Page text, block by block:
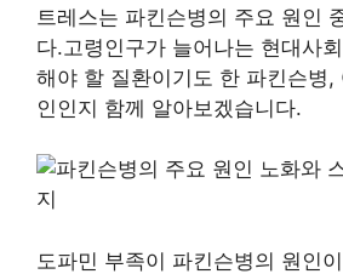
트레스는 파킨슨병의 주요 원인
다.고령인구가 늘어나는 현대사
해야 할 질환이기도 한 파킨슨병,
인인지 함께 알아보겠습니다.
도파민 부족이 파킨슨병의 원인